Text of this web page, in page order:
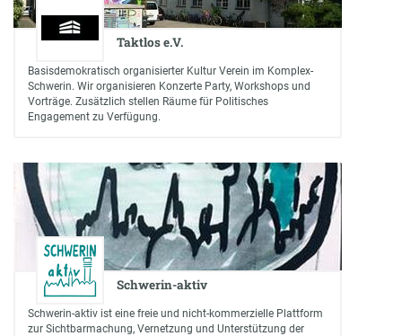
Taktlos e.V.
Basisdemokratisch organisierter Kultur Verein im Komplex-
Schwerin. Wir organisieren Konzerte Party, Workshops und
Vorträge. Zusätzlich stellen Räume für Politisches
Engagement zu Verfügung.
Schwerin-aktiv
Schwerin-aktiv ist eine freie und nicht-kommerzielle Plattform
zur Sichtbarmachung, Vernetzung und Unterstützung der